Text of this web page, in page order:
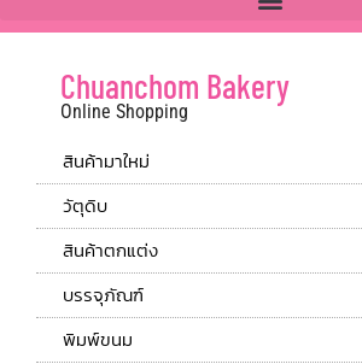
Chuanchom Bakery
Online Shopping
สินค้ามาใหม่
วัตุดิบ
สินค้าตกแต่ง
บรรจุภัณฑ์
พิมพ์ขนม